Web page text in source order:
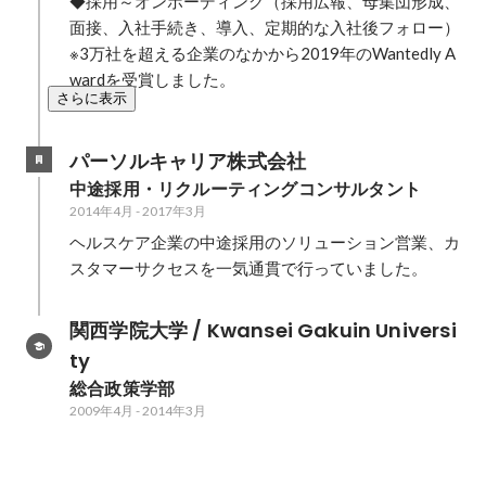
面接、入社手続き、導入、定期的な入社後フォロー）
※3万社を超える企業のなかから2019年のWantedly A
wardを受賞しました。
さらに表示
パーソルキャリア株式会社
中途採用・リクルーティングコンサルタント
2014年4月 -2017年3月
ヘルスケア企業の中途採用のソリューション営業、カ
スタマーサクセスを一気通貫で行っていました。
関西学院大学 / Kwansei Gakuin Universi
ty
総合政策学部
2009年4月 -2014年3月